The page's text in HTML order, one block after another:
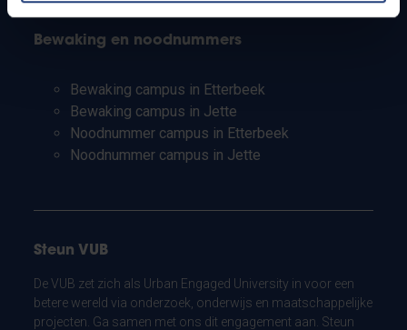
Bewaking en noodnummers
Bewaking campus in Etterbeek
Bewaking campus in Jette
Noodnummer campus in Etterbeek
Noodnummer campus in Jette
Steun VUB
De VUB zet zich als Urban Engaged University in voor een
betere wereld via onderzoek, onderwijs en maatschappelijke
projecten. Ga samen met ons dit engagement aan. Steun